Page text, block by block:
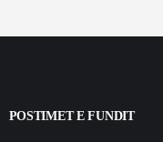
POSTIMET E FUNDIT